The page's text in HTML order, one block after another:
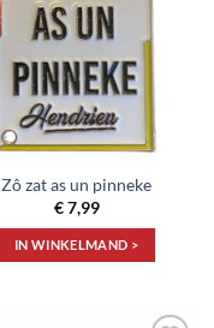
Zô zat as un pinneke
€7,99
IN WINKELMAND >